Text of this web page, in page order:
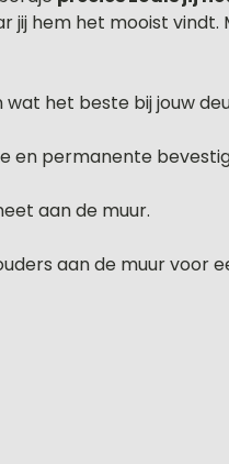
hem het mooist
het beste bij jouw
en permanente
aan de muur.
aan de muur voor